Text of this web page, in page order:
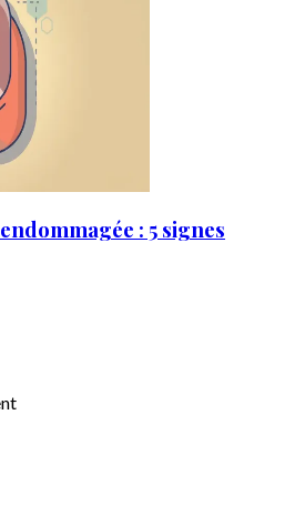
: 5 signes